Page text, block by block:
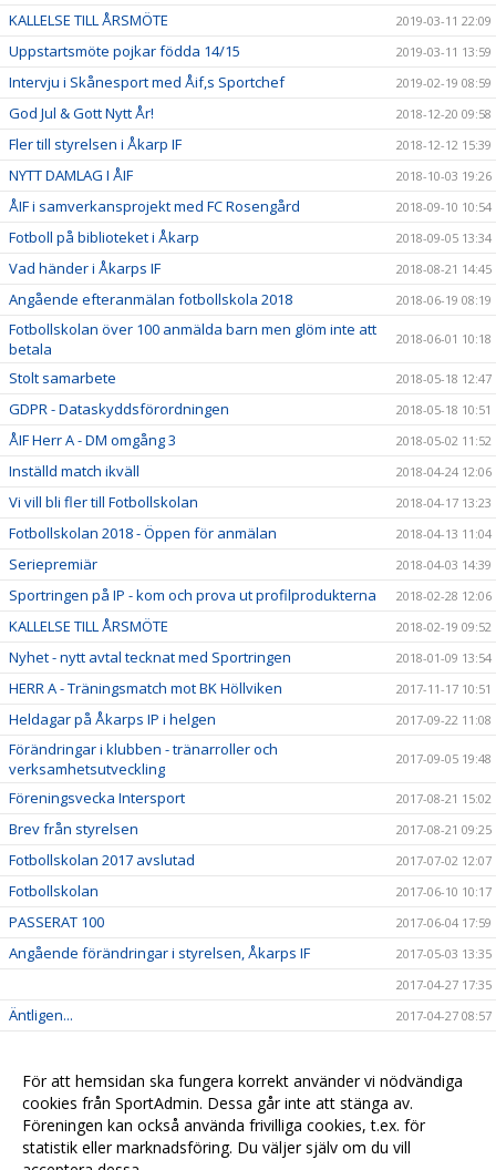
KALLELSE TILL ÅRSMÖTE 2019-03-11 22:09
Uppstartsmöte pojkar födda 14/15 2019-03-11 13:59
Intervju i Skånesport med Åif,s Sportchef 2019-02-19 08:59
God Jul & Gott Nytt År! 2018-12-20 09:58
Fler till styrelsen i Åkarp IF 2018-12-12 15:39
NYTT DAMLAG I ÅIF 2018-10-03 19:26
ÅIF i samverkansprojekt med FC Rosengård 2018-09-10 10:54
Fotboll på biblioteket i Åkarp 2018-09-05 13:34
Vad händer i Åkarps IF 2018-08-21 14:45
Angående efteranmälan fotbollskola 2018 2018-06-19 08:19
Fotbollskolan över 100 anmälda barn men glöm inte att
betala
2018-06-01 10:18
Stolt samarbete 2018-05-18 12:47
GDPR - Dataskyddsförordningen 2018-05-18 10:51
ÅIF Herr A - DM omgång 3 2018-05-02 11:52
Inställd match ikväll 2018-04-24 12:06
Vi vill bli fler till Fotbollskolan 2018-04-17 13:23
Fotbollskolan 2018 - Öppen för anmälan 2018-04-13 11:04
Seriepremiär 2018-04-03 14:39
Sportringen på IP - kom och prova ut profilprodukterna 2018-02-28 12:06
KALLELSE TILL ÅRSMÖTE 2018-02-19 09:52
Nyhet - nytt avtal tecknat med Sportringen 2018-01-09 13:54
HERR A - Träningsmatch mot BK Höllviken 2017-11-17 10:51
Heldagar på Åkarps IP i helgen 2017-09-22 11:08
Förändringar i klubben - tränarroller och
verksamhetsutveckling
2017-09-05 19:48
Föreningsvecka Intersport 2017-08-21 15:02
Brev från styrelsen 2017-08-21 09:25
Fotbollskolan 2017 avslutad 2017-07-02 12:07
Fotbollskolan 2017-06-10 10:17
PASSERAT 100 2017-06-04 17:59
Angående förändringar i styrelsen, Åkarps IF
2017-05-03 13:35
2017-04-27 17:35
Äntligen... 2017-04-27 08:57
Nyheter i profilsortimentet 2017-02-03 08:10
Utbildning genomförd 2016-12-12 20:40
För att hemsidan ska fungera korrekt använder vi nödvändiga
cookies från SportAdmin. Dessa går inte att stänga av.
Föreningen kan också använda frivilliga cookies, t.ex. för
statistik eller marknadsföring. Du väljer själv om du vill